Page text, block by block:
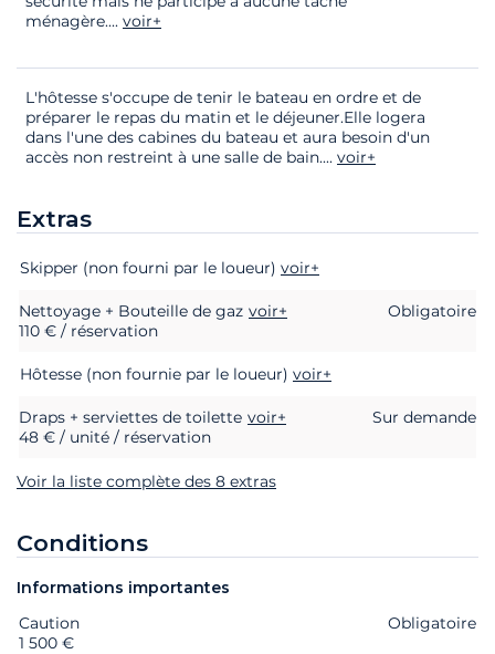
ménagère.... voir+
L'hôtesse s'occupe de tenir le bateau en ordre et de
préparer le repas du matin et le déjeuner.Elle logera
dans l'une des cabines du bateau et aura besoin d'un
accès non restreint à une salle de bain.... voir+
Extras
Extras Statut Prix
Skipper (non fourni par le loueur) voir+
Nettoyage + Bouteille de gaz voir+
Obligatoire
110 € / réservation
Hôtesse (non fournie par le loueur) voir+
Draps + serviettes de toilette voir+
Sur demande
48 € / unité / réservation
Voir la liste complète des 8 extras
Conditions
Informations importantes
Extras Statut
Caution
Obligatoire
1 500 €